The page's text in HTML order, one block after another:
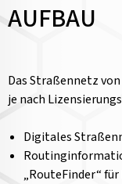
AUFBAU
Das Straßennetz
je nach
Digitales
„RouteFinder“